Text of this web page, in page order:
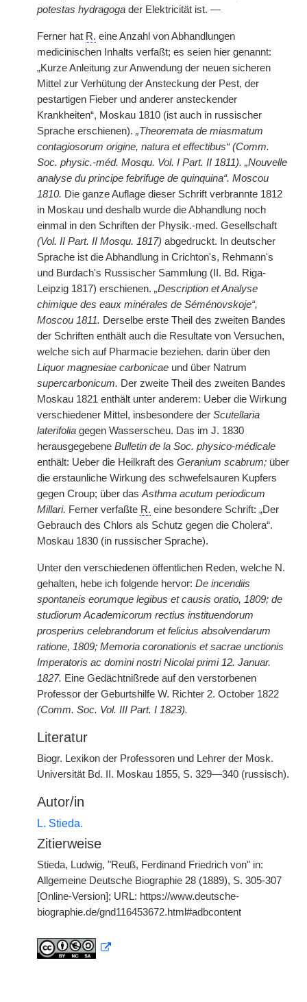
potestas hydragoga der Elektricität ist. —
Ferner hat R. eine Anzahl von Abhandlungen
medicinischen Inhalts verfaßt; es seien hier genannt:
„Kurze Anleitung zur Anwendung der neuen sicheren
Mittel zur Verhütung der Ansteckung der Pest, der
pestartigen Fieber und anderer ansteckender
Krankheiten“, Moskau 1810 (ist auch in russischer
Sprache erschienen). „Theoremata de miasmatum
contagiosorum origine, natura et effectibus“ (Comm.
Soc. physic.-méd. Mosqu. Vol. I Part. II 1811). „Nouvelle
analyse du principe febrifuge de quinquina“. Moscou
1810. Die ganze Auflage dieser Schrift verbrannte 1812
in Moskau und deshalb wurde die Abhandlung noch
einmal in den Schriften der Physik.-med. Gesellschaft
(Vol. II Part. II Mosqu. 1817) abgedruckt. In deutscher
Sprache ist die Abhandlung in Crichton's, Rehmann's
und Burdach's Russischer Sammlung (II. Bd. Riga-
Leipzig 1817) erschienen. „Description et Analyse
chimique des eaux minérales de Séménovskoje“,
Moscou 1811. Derselbe erste Theil des zweiten Bandes
der Schriften enthält auch die Resultate von Versuchen,
welche sich auf Pharmacie beziehen. darin über den
Liquor magnesiae carbonicae und über Natrum
supercarbonicum. Der zweite Theil des zweiten Bandes
Moskau 1821 enthält unter anderem: Ueber die Wirkung
verschiedener Mittel, insbesondere der Scutellaria
laterifolia gegen Wasserscheu. Das im J. 1830
herausgegebene Bulletin de la Soc. physico-médicale
enthält: Ueber die Heilkraft des Geranium scabrum; über
die erstaunliche Wirkung des schwefelsauren Kupfers
gegen Croup; über das Asthma acutum periodicum
Millari. Ferner verfaßte R. eine besondere Schrift: „Der
Gebrauch des Chlors als Schutz gegen die Cholera“.
Moskau 1830 (in russischer Sprache).
Unter den verschiedenen öffentlichen Reden, welche N.
gehalten, hebe ich folgende hervor: De incendiis
spontaneis eorumque legibus et causis oratio, 1809; de
studiorum Academicorum rectius instituendorum
prosperius celebrandorum et felicius absolvendarum
ratione, 1809; Memoria coronationis et sacrae unctionis
Imperatoris ac domini nostri Nicolai primi 12. Januar.
1827. Eine Gedächtnißrede auf den verstorbenen
Professor der Geburtshilfe W. Richter 2. October 1822
(Comm. Soc. Vol. III Part. I 1823).
Literatur
Biogr. Lexikon der Professoren und Lehrer der Mosk.
Universität Bd. II. Moskau 1855, S. 329—340 (russisch).
Autor/in
L. Stieda.
Zitierweise
Stieda, Ludwig, "Reuß, Ferdinand Friedrich von" in:
Allgemeine Deutsche Biographie 28 (1889), S. 305-307
[Online-Version]; URL: https://www.deutsche-
biographie.de/gnd116453672.html#adbcontent